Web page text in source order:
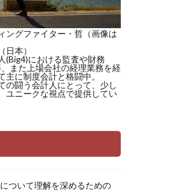
ングファイター・哲（画像は
日本）
(Big4)における監査や財務
また上場会社の経理業務を経
主に制度会計と格闘中。
の闘う会計人にとって、少し
ユニークな視点で提供してい
ついて理解を深めるための